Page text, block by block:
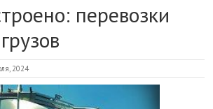
перевозки
2024